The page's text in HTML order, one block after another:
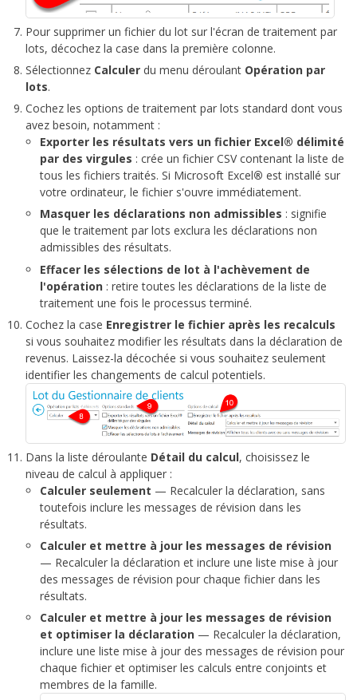
Pour supprimer un fichier du lot sur l'écran de traitement par
lots, décochez la case dans la première colonne.
Sélectionnez Calculer du menu déroulant Opération par
lots.
Cochez les options de traitement par lots standard dont vous
avez besoin, notamment :
Exporter les résultats vers un fichier Excel® délimité
par des virgules : crée un fichier CSV contenant la liste de
tous les fichiers traités. Si Microsoft Excel® est installé sur
votre ordinateur, le fichier s'ouvre immédiatement.
Masquer les déclarations non admissibles : signifie
que le traitement par lots exclura les déclarations non
admissibles des résultats.
Effacer les sélections de lot à l'achèvement de
l'opération : retire toutes les déclarations de la liste de
traitement une fois le processus terminé.
Cochez la case Enregistrer le fichier après les recalculs
si vous souhaitez modifier les résultats dans la déclaration de
revenus. Laissez-la décochée si vous souhaitez seulement
identifier les changements de calcul potentiels.
Dans la liste déroulante Détail du calcul, choisissez le
niveau de calcul à appliquer :
Calculer seulement — Recalculer la déclaration, sans
toutefois inclure les messages de révision dans les
résultats.
Calculer et mettre à jour les messages de révision
— Recalculer la déclaration et inclure une liste mise à jour
des messages de révision pour chaque fichier dans les
résultats.
Calculer et mettre à jour les messages de révision
et optimiser la déclaration — Recalculer la déclaration,
inclure une liste mise à jour des messages de révision pour
chaque fichier et optimiser les calculs entre conjoints et
membres de la famille.